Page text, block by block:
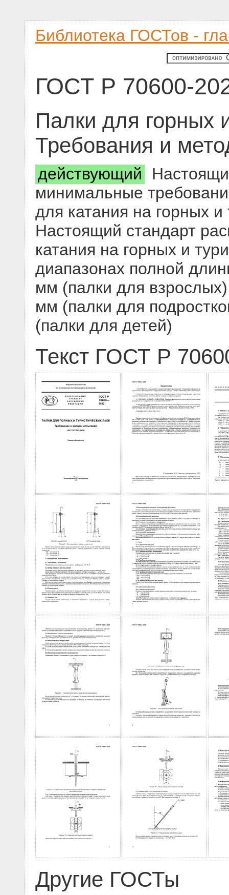
Библиотека ГОСТов -
ГОСТ Р 70600-
Палки для горных
Требования и
действующий
минимальные
для катания на горных
Настоящий стандарт
катания на горных и
диапазонах полной
мм (палки для
мм (палки для
(палки для детей)
Текст ГОСТ Р
Другие ГОСТы